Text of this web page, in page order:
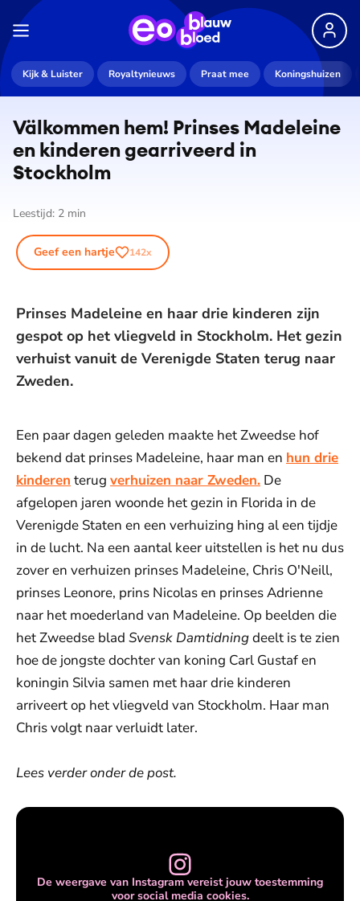
Kijk & Luister Royaltynieuws Praat mee Koningshuizen
Välkommen hem! Prinses Madeleine
en kinderen gearriveerd in
Stockholm
Leestijd: 2 min
Geef een hartje 142x
Prinses Madeleine en haar drie kinderen zijn
gespot op het vliegveld in Stockholm. Het gezin
verhuist vanuit de Verenigde Staten terug naar
Zweden.
Een paar dagen geleden maakte het Zweedse hof
bekend dat prinses Madeleine, haar man en hun drie
kinderen terug verhuizen naar Zweden. De
afgelopen jaren woonde het gezin in Florida in de
Verenigde Staten en een verhuizing hing al een tijdje
in de lucht. Na een aantal keer uitstellen is het nu dus
zover en verhuizen prinses Madeleine, Chris O'Neill,
prinses Leonore, prins Nicolas en prinses Adrienne
naar het moederland van Madeleine. Op beelden die
het Zweedse blad Svensk Damtidningdeelt is te zien
hoe de jongste dochter van koning Carl Gustaf en
koningin Silvia samen met haar drie kinderen
arriveert op het vliegveld van Stockholm. Haar man
Chris volgt naar verluidt later.
Lees verder onder de post.
De weergave van Instagram vereist jouw toestemming
voor social media cookies.